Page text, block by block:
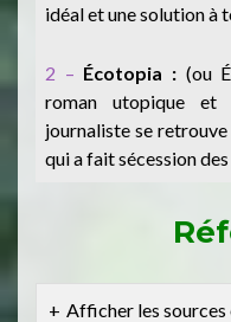
idéal et une solution à
2 – Écotopia :(ou
roman utopique
journaliste se
qui a fait sécession
Afficher les sources